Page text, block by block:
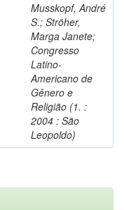
Musskopf, André
S.; Ströher,
Marga Janete;
Congresso
Latino-
Americano de
Gênero e
Religião (1. :
2004 : São
Leopoldo)